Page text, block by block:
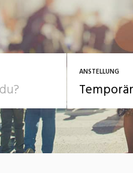
ANSTELLUNG
Bau, Handwerk, Elektro